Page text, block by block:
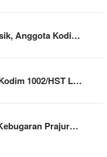
Anggota Kodi…
1002/HST L…
Prajur…